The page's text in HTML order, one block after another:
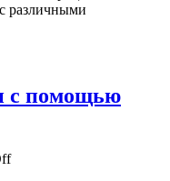
различными
с помощью
on